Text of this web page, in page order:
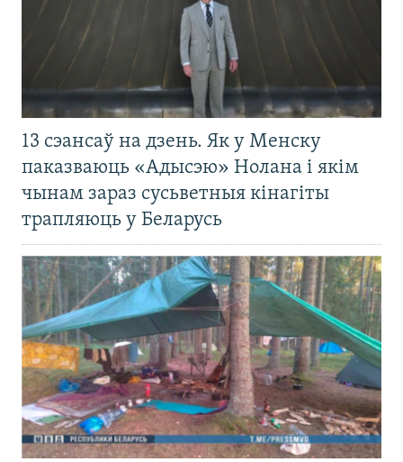
13 сэансаў на дзень. Як у Менску
паказваюць «Адысэю» Нолана і якім
чынам зараз сусьветныя кінагіты
трапляюць у Беларусь